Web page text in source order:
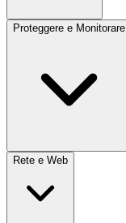
Proteggere e Monitorare
Rete e Web